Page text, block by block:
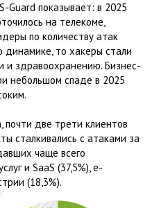
Guard показывает: в 2025
на телекоме,
по количеству атак
динамике, то хакеры стали
и здравоохранению. Бизнес-
небольшом спаде в 2025
почти две трети клиентов
сталкивались с атаками за
чаще всего
и SaaS (37,5%), e-
(18,3%).